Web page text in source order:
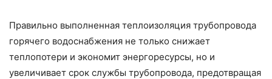
Правильно выполненная теплоизоляция трубопровода
горячего водоснабжения не только снижает
теплопотери и экономит энергоресурсы, но и
увеличивает срок службы трубопровода, предотвращая